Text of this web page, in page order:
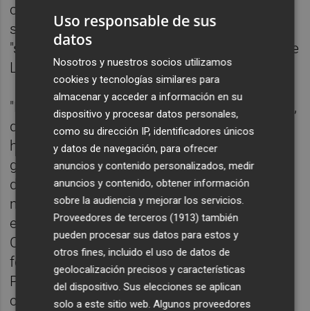
considerado que la situación es "lo
suficientemente grave" para que el conseller
"se explique" en la Diputación Permanente de
Les Corts.
"No podemos esperar a finales de setiembre,
que es cuando el Consell tiene pensado
hacer sus primeras comparecencias de
gobierno para explicar las líneas generales
de sus actuaciones legislaturas", ha
manifestado Salvador, que ha apuntado que
espera que se convoque la Mesa de les
Corts y la Junta de Síndics "en tiempo y
forma" para la celebración de la Diputación
Permanente, donde el conseller "pueda dar
cuenta de la situación, en vez de lo que ha
Uso responsable de sus
datos
Nosotros y nuestros socios utilizamos
cookies y tecnologías similares para
almacenar y acceder a información en su
dispositivo y procesar datos personales,
como su dirección IP, identificadores únicos
y datos de navegación, para ofrecer
anuncios y contenido personalizados, medir
anuncios y contenido, obtener información
sobre la audiencia y mejorar los servicios.
Proveedores de terceros (1913) también
pueden procesar sus datos para estos y
otros fines, incluido el uso de datos de
geolocalización precisos y características
del dispositivo. Sus elecciones se aplican
solo a este sitio web. Algunos proveedores